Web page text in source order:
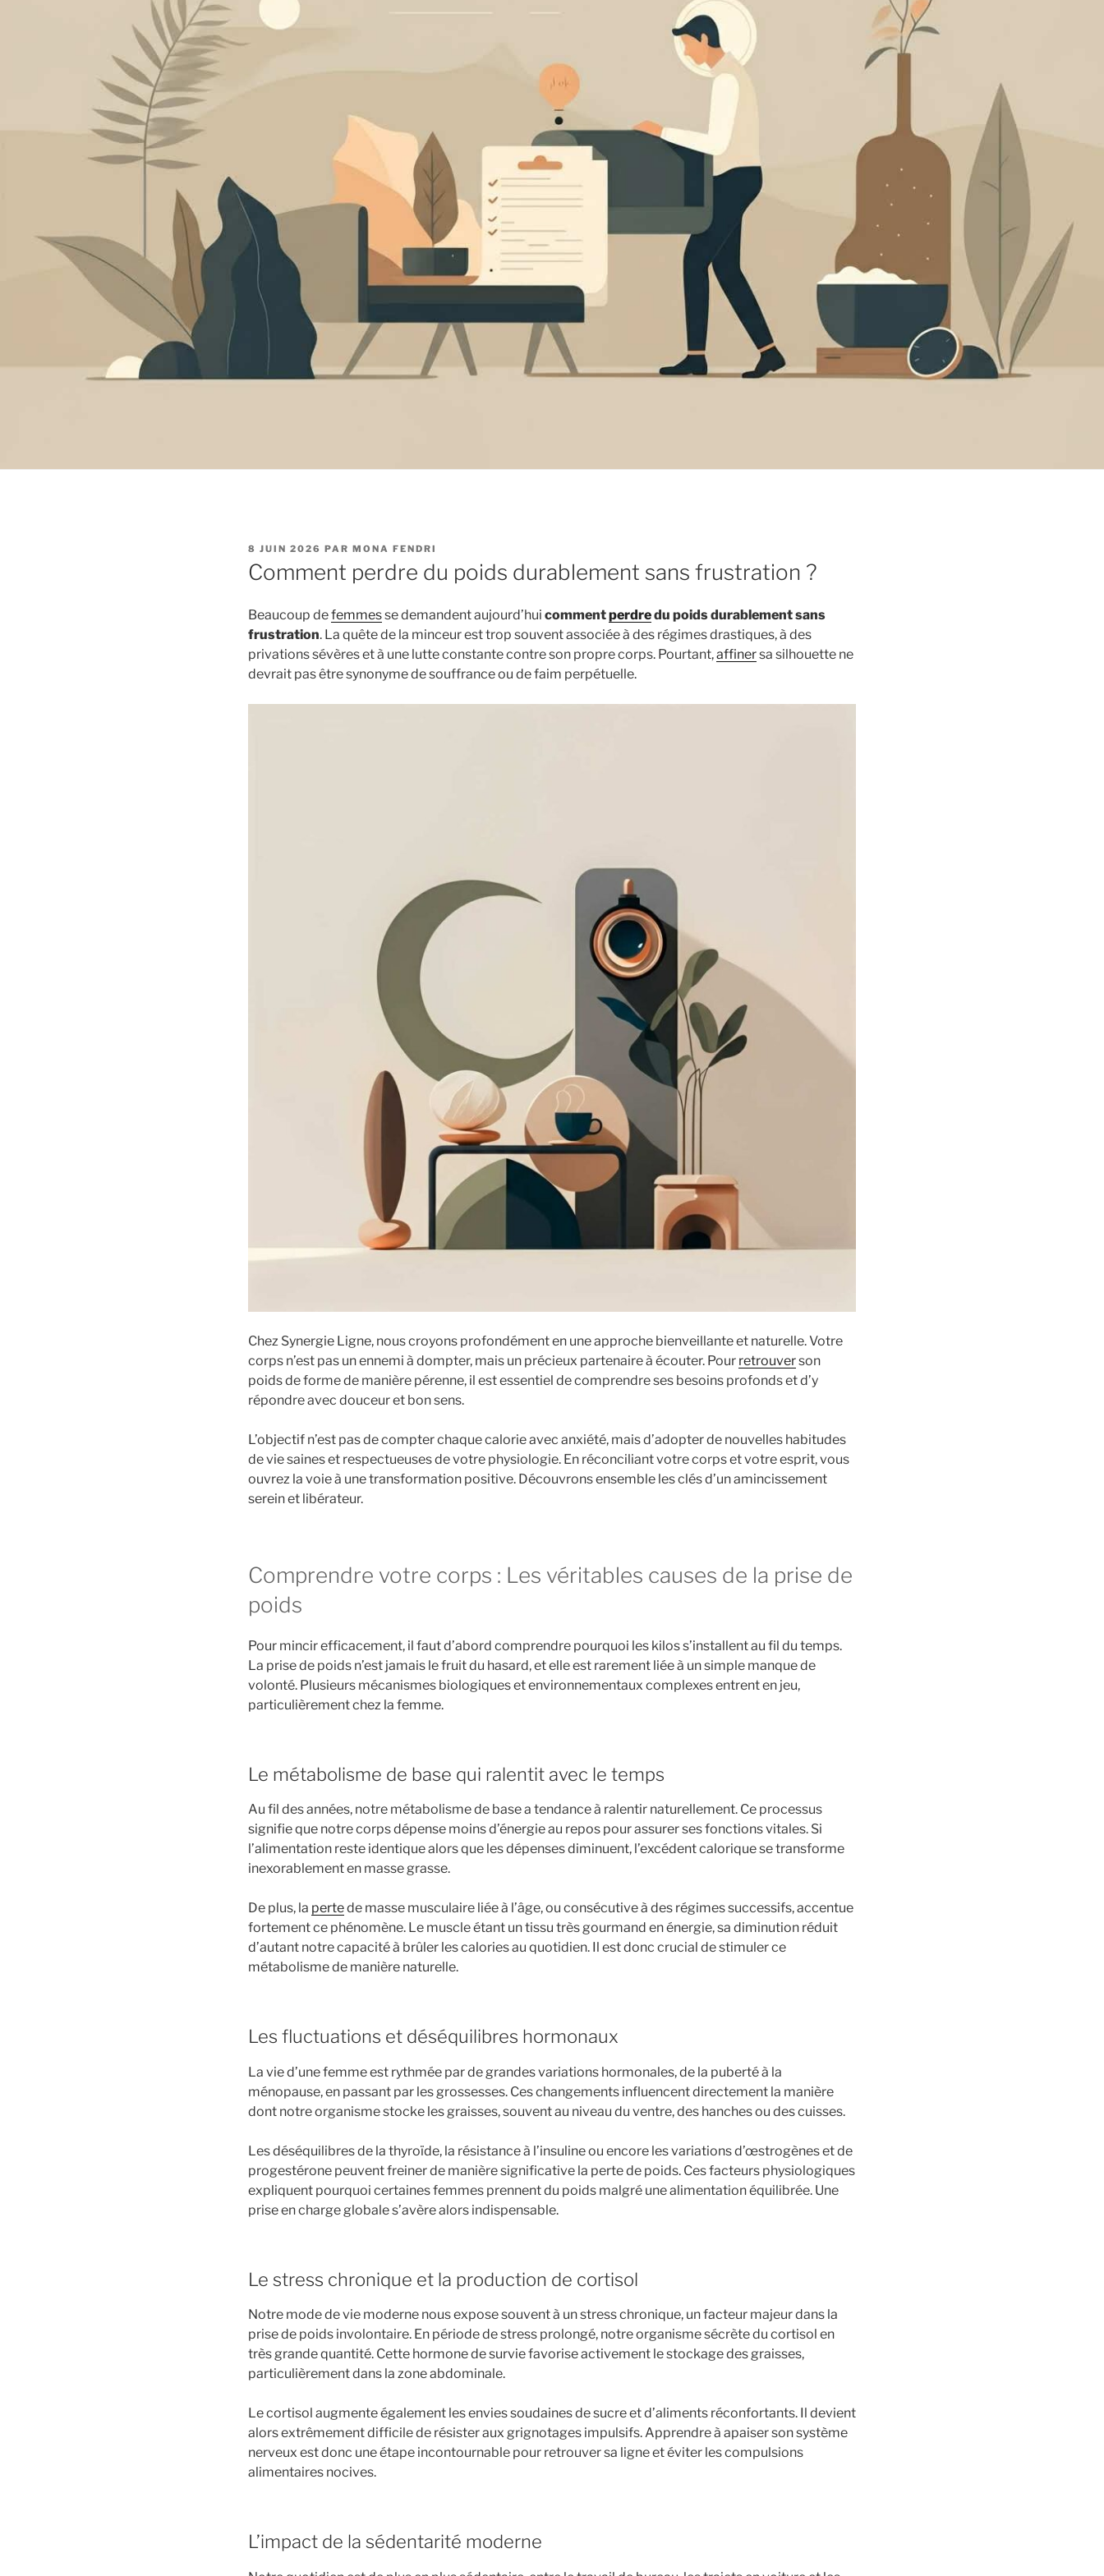
PUBLIÉ
LE
8 JUIN 2026 PAR MONA FENDRI
Comment perdre du poids durablement sans frustration ?
Beaucoup defemmesse demandent aujourd’hui commentperdredu poids durablement sans
frustration. La quête de la minceur est trop souvent associée à des régimes drastiques, à des
privations sévères et à une lutte constante contre son propre corps. Pourtant,affinersa silhouette ne
devrait pas être synonyme de souffrance ou de faim perpétuelle.
Chez Synergie Ligne, nous croyons profondément en une approche bienveillante et naturelle. Votre
corps n’est pas un ennemi à dompter, mais un précieux partenaire à écouter. Pour retrouverson
poids de forme de manière pérenne, il est essentiel de comprendre ses besoins profonds et d’y
répondre avec douceur et bon sens.
L’objectif n’est pas de compter chaque calorie avec anxiété, mais d’adopter de nouvelles habitudes
de vie saines et respectueuses de votre physiologie. En réconciliant votre corps et votre esprit, vous
ouvrez la voie à une transformation positive. Découvrons ensemble les clés d’un amincissement
serein et libérateur.
Comprendre votre corps : Les véritables causes de la prise de
poids
Pour mincir efficacement, il faut d’abord comprendre pourquoi les kilos s’installent au fil du temps.
La prise de poids n’est jamais le fruit du hasard, et elle est rarement liée à un simple manque de
volonté. Plusieurs mécanismes biologiques et environnementaux complexes entrent en jeu,
particulièrement chez la femme.
Le métabolisme de base qui ralentit avec le temps
Au fil des années, notre métabolisme de base a tendance à ralentir naturellement. Ce processus
signifie que notre corps dépense moins d’énergie au repos pour assurer ses fonctions vitales. Si
l’alimentation reste identique alors que les dépenses diminuent, l’excédent calorique se transforme
inexorablement en masse grasse.
De plus, la pertede masse musculaire liée à l’âge, ou consécutive à des régimes successifs, accentue
fortement ce phénomène. Le muscle étant un tissu très gourmand en énergie, sa diminution réduit
d’autant notre capacité à brûler les calories au quotidien. Il est donc crucial de stimuler ce
métabolisme de manière naturelle.
Les fluctuations et déséquilibres hormonaux
La vie d’une femme est rythmée par de grandes variations hormonales, de la puberté à la
ménopause, en passant par les grossesses. Ces changements influencent directement la manière
dont notre organisme stocke les graisses, souvent au niveau du ventre, des hanches ou des cuisses.
Les déséquilibres de la thyroïde, la résistance à l’insuline ou encore les variations d’œstrogènes et de
progestérone peuvent freiner de manière significative la perte de poids. Ces facteurs physiologiques
expliquent pourquoi certaines femmes prennent du poids malgré une alimentation équilibrée. Une
prise en charge globale s’avère alors indispensable.
Le stress chronique et la production de cortisol
Notre mode de vie moderne nous expose souvent à un stress chronique, un facteur majeur dans la
prise de poids involontaire. En période de stress prolongé, notre organisme sécrète du cortisol en
très grande quantité. Cette hormone de survie favorise activement le stockage des graisses,
particulièrement dans la zone abdominale.
Le cortisol augmente également les envies soudaines de sucre et d’aliments réconfortants. Il devient
alors extrêmement difficile de résister aux grignotages impulsifs. Apprendre à apaiser son système
nerveux est donc une étape incontournable pour retrouver sa ligne et éviter les compulsions
alimentaires nocives.
L’impact de la sédentarité moderne